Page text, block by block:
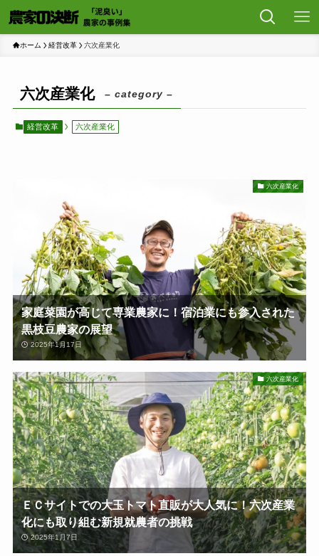
ホーム 経営改革 六次産業化
六次産業化 – category –
経営改革 六次産業化
六次産業化
家庭菜園が高じて専業農家に！宿泊業にも参入された
黒枝豆農家の展望
2025年1月17日
六次産業化
ＥＣサイトでの大玉トマト直販が大人気に！六次産業
化にも取り組む新規就農者の挑戦
2025年1月7日